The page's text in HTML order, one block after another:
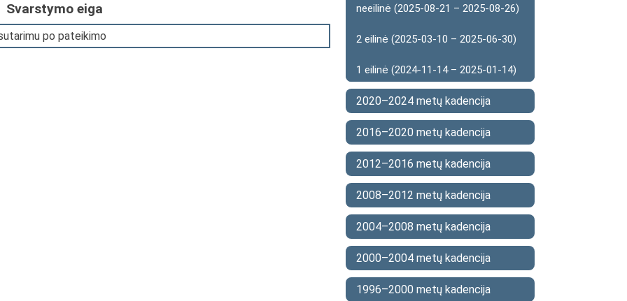
Svarstymo eiga
po pateikimo
neeilinė (2025-08-21 – 2025-08-26)
2 eilinė (2025-03-10 – 2025-06-30)
1 eilinė (2024-11-14 – 2025-01-14)
2020–2024 metų kadencija
2016–2020 metų kadencija
2012–2016 metų kadencija
2008–2012 metų kadencija
2004–2008 metų kadencija
2000–2004 metų kadencija
1996–2000 metų kadencija